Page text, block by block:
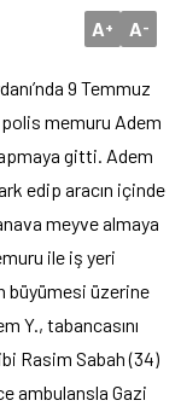
A+ A-
9 Temmuz
polis memuru Adem
gitti. Adem
edip aracın içinde
meyve almaya
ile iş yeri
büyümesi üzerine
Y., tabancasını
Rasim Sabah (34)
ambulansla Gazi